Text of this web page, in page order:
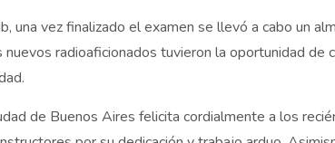
una vez finalizado el examen se llevó a cabo un
radioaficionados tuvieron la oportunidad de
de Buenos Aires felicita cordialmente a los